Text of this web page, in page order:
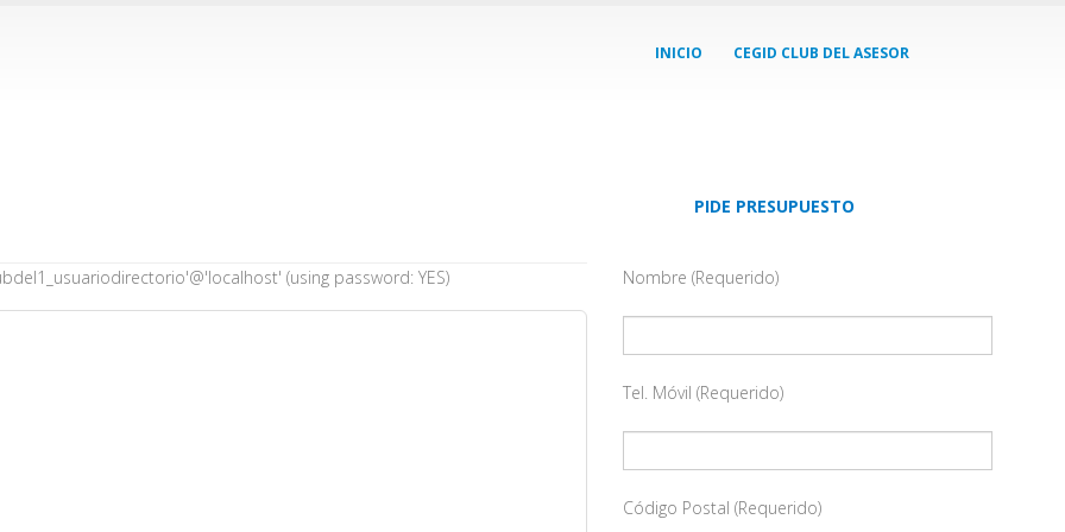
INICIO CEGID CLUB DEL ASESOR
(using password: YES)
PIDE PRESUPUESTO
Nombre (Requerido)
Tel. Móvil (Requerido)
Código Postal (Requerido)